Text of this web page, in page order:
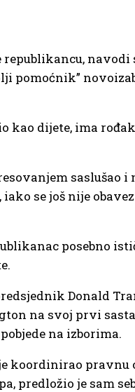
navodi
pomoćnik”
kao dijete, ima
saslušao i
se još nije
posebno
Donald
na svoj prvi
na izborima.
koordinirao pravnu
predložio je sam